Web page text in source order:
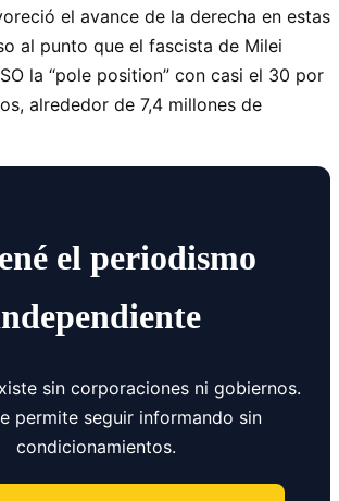
el avance de la derecha en estas
al punto que el fascista de Milei
la “pole position” con casi el 30 por
alrededor de 7,4 millones de
el periodismo
sin corporaciones ni gobiernos.
permite seguir informando sin
condicionamientos.